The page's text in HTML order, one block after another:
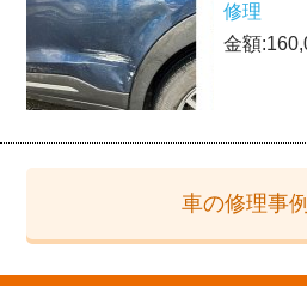
修理
金額
車の修理事